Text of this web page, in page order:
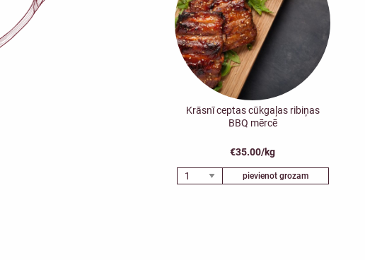
Krāsnī ceptas cūkgaļas ribiņas
BBQ mērcē
€35.00/kg
pievienot grozam